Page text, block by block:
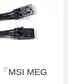
MSI MEG